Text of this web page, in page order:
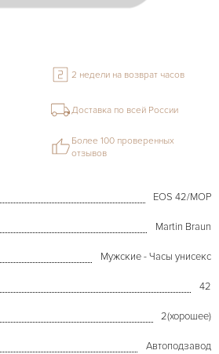
EOS 42/MOP
Martin Braun
Мужские - Часы унисекс
42
2(хорошее)
Автоподзавод
2 недели на возврат часов
Доставка по всей России
Более 100 проверенных
отзывов